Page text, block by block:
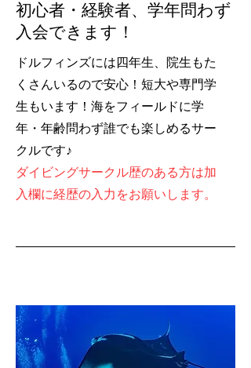
初心者・経験者、学年問わず
入会できます！​
ドルフィンズには四年生、院生もた
くさんいるので安心！短大や専門学
生もいます！海をフィールドに学
年・年齢問わず誰でも楽しめるサー
クルです♪
ダイビングサークル歴のある方は加
入欄に経歴の入力をお願いします。